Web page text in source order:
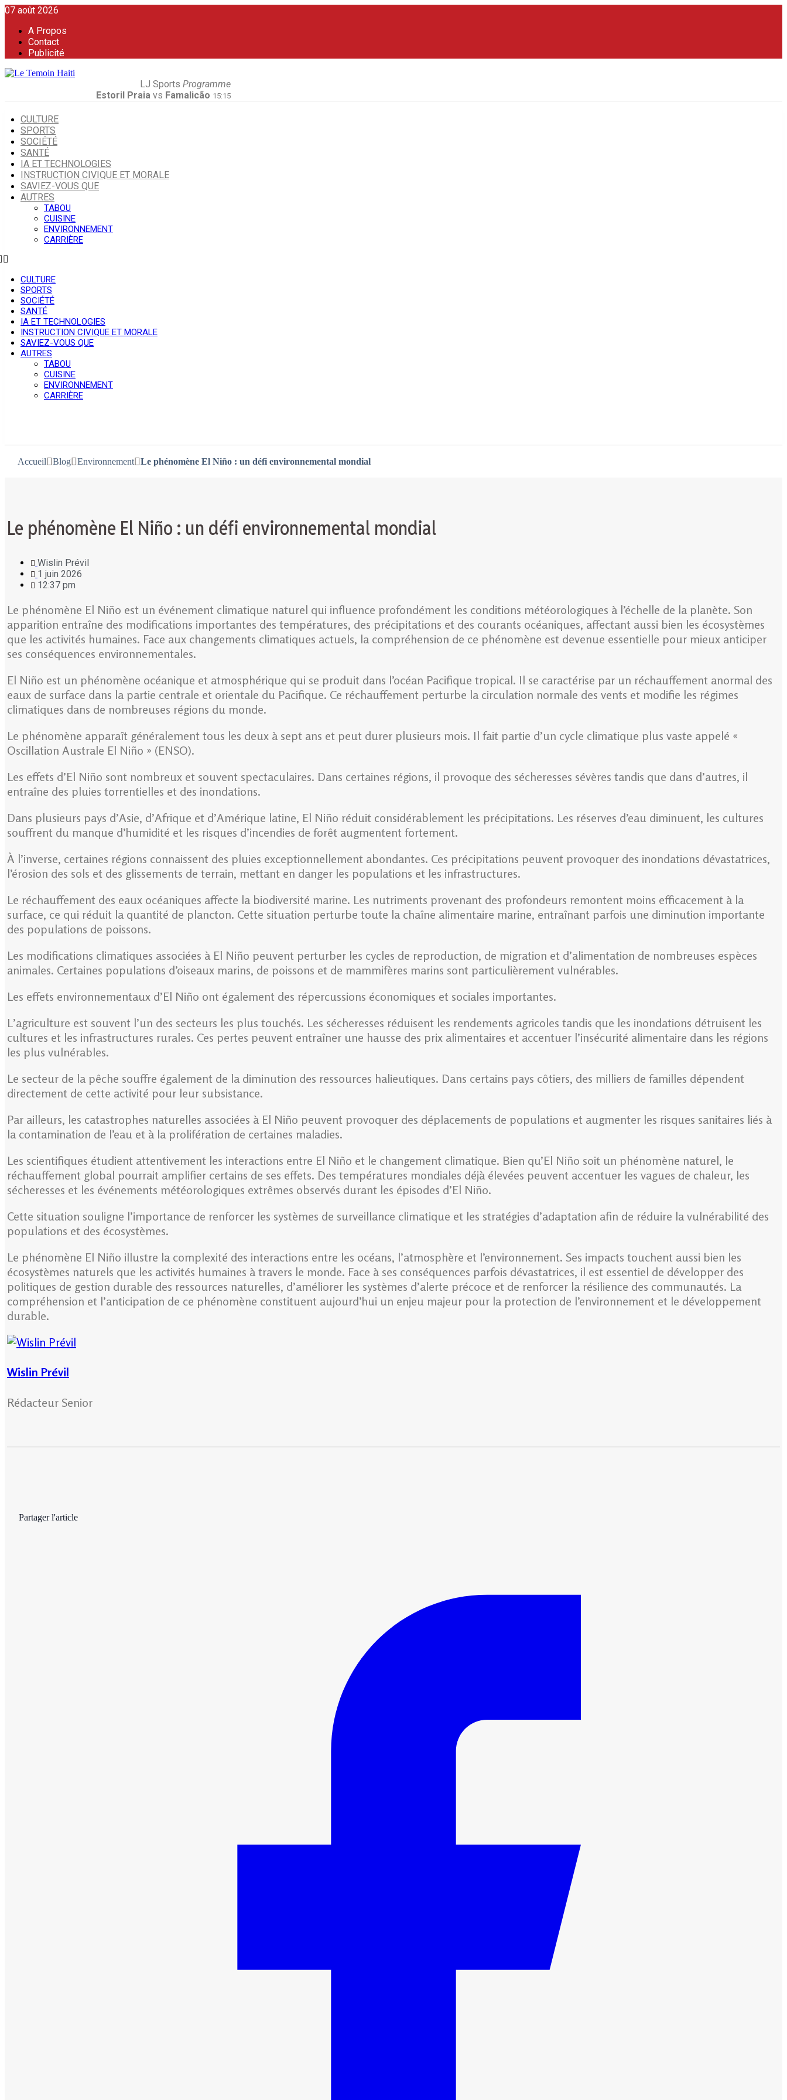
07 août 2026
A Propos
Contact
Publicité
LJ Sports Programme
Estoril Praia vs Famalicão 15:15
CULTURE
SPORTS
SOCIÉTÉ
SANTÉ
IA ET TECHNOLOGIES
INSTRUCTION CIVIQUE ET MORALE
SAVIEZ-VOUS QUE
AUTRES
TABOU
CUISINE
ENVIRONNEMENT
CARRIÈRE
CULTURE
SPORTS
SOCIÉTÉ
SANTÉ
IA ET TECHNOLOGIES
INSTRUCTION CIVIQUE ET MORALE
SAVIEZ-VOUS QUE
AUTRES
TABOU
CUISINE
ENVIRONNEMENT
CARRIÈRE
Accueil Blog Environnement Le phénomène El Niño : un défi environnemental mondial
Le phénomène El Niño : un défi environnemental mondial
Wislin Prévil
1 juin 2026
12:37 pm
Le phénomène El Niño est un événement climatique naturel qui influence profondément les conditions météorologiques à l’échelle de la planète. Son
apparition entraîne des modifications importantes des températures, des précipitations et des courants océaniques, affectant aussi bien les écosystèmes
que les activités humaines. Face aux changements climatiques actuels, la compréhension de ce phénomène est devenue essentielle pour mieux anticiper
ses conséquences environnementales.
El Niño est un phénomène océanique et atmosphérique qui se produit dans l’océan Pacifique tropical. Il se caractérise par un réchauffement anormal des
eaux de surface dans la partie centrale et orientale du Pacifique. Ce réchauffement perturbe la circulation normale des vents et modifie les régimes
climatiques dans de nombreuses régions du monde.
Le phénomène apparaît généralement tous les deux à sept ans et peut durer plusieurs mois. Il fait partie d’un cycle climatique plus vaste appelé «
Oscillation Australe El Niño » (ENSO).
Les effets d’El Niño sont nombreux et souvent spectaculaires. Dans certaines régions, il provoque des sécheresses sévères tandis que dans d’autres, il
entraîne des pluies torrentielles et des inondations.
Dans plusieurs pays d’Asie, d’Afrique et d’Amérique latine, El Niño réduit considérablement les précipitations. Les réserves d’eau diminuent, les cultures
souffrent du manque d’humidité et les risques d’incendies de forêt augmentent fortement.
À l’inverse, certaines régions connaissent des pluies exceptionnellement abondantes. Ces précipitations peuvent provoquer des inondations dévastatrices,
l’érosion des sols et des glissements de terrain, mettant en danger les populations et les infrastructures.
Le réchauffement des eaux océaniques affecte la biodiversité marine. Les nutriments provenant des profondeurs remontent moins efficacement à la
surface, ce qui réduit la quantité de plancton. Cette situation perturbe toute la chaîne alimentaire marine, entraînant parfois une diminution importante
des populations de poissons.
Les modifications climatiques associées à El Niño peuvent perturber les cycles de reproduction, de migration et d’alimentation de nombreuses espèces
animales. Certaines populations d’oiseaux marins, de poissons et de mammifères marins sont particulièrement vulnérables.
Les effets environnementaux d’El Niño ont également des répercussions économiques et sociales importantes.
L’agriculture est souvent l’un des secteurs les plus touchés. Les sécheresses réduisent les rendements agricoles tandis que les inondations détruisent les
cultures et les infrastructures rurales. Ces pertes peuvent entraîner une hausse des prix alimentaires et accentuer l’insécurité alimentaire dans les régions
les plus vulnérables.
Le secteur de la pêche souffre également de la diminution des ressources halieutiques. Dans certains pays côtiers, des milliers de familles dépendent
directement de cette activité pour leur subsistance.
Par ailleurs, les catastrophes naturelles associées à El Niño peuvent provoquer des déplacements de populations et augmenter les risques sanitaires liés à
la contamination de l’eau et à la prolifération de certaines maladies.
Les scientifiques étudient attentivement les interactions entre El Niño et le changement climatique. Bien qu’El Niño soit un phénomène naturel, le
réchauffement global pourrait amplifier certains de ses effets. Des températures mondiales déjà élevées peuvent accentuer les vagues de chaleur, les
sécheresses et les événements météorologiques extrêmes observés durant les épisodes d’El Niño.
Cette situation souligne l’importance de renforcer les systèmes de surveillance climatique et les stratégies d’adaptation afin de réduire la vulnérabilité des
populations et des écosystèmes.
Le phénomène El Niño illustre la complexité des interactions entre les océans, l’atmosphère et l’environnement. Ses impacts touchent aussi bien les
écosystèmes naturels que les activités humaines à travers le monde. Face à ses conséquences parfois dévastatrices, il est essentiel de développer des
politiques de gestion durable des ressources naturelles, d’améliorer les systèmes d’alerte précoce et de renforcer la résilience des communautés. La
compréhension et l’anticipation de ce phénomène constituent aujourd’hui un enjeu majeur pour la protection de l’environnement et le développement
durable.
Wislin Prévil
Rédacteur Senior
Partager l'article